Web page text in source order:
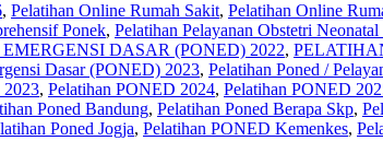
, Pelatihan Online Rumah Sakit, Pelatihan Online
Ponek, Pelatihan Pelayanan Obstetri
DASAR (PONED) 2022,
Dasar (PONED) 2023, Pelatihan Poned /
2023, Pelatihan PONED 2024, Pelatihan PONED
Poned Bandung, Pelatihan Poned Berapa Skp,
Poned Jogja, Pelatihan PONED Kemenkes,